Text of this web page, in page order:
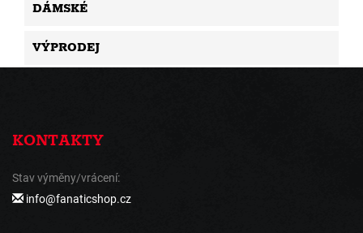
DÁMSKÉ
VÝPRODEJ
KONTAKTY
Stav výměny/vrácení:
info@fanaticshop.cz